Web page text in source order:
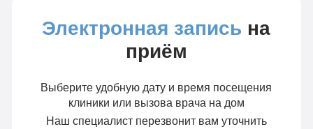
Электронная запись на
приём
Выберите удобную дату и время посещения
клиники или вызова врача на дом
Наш специалист перезвонит вам уточнить